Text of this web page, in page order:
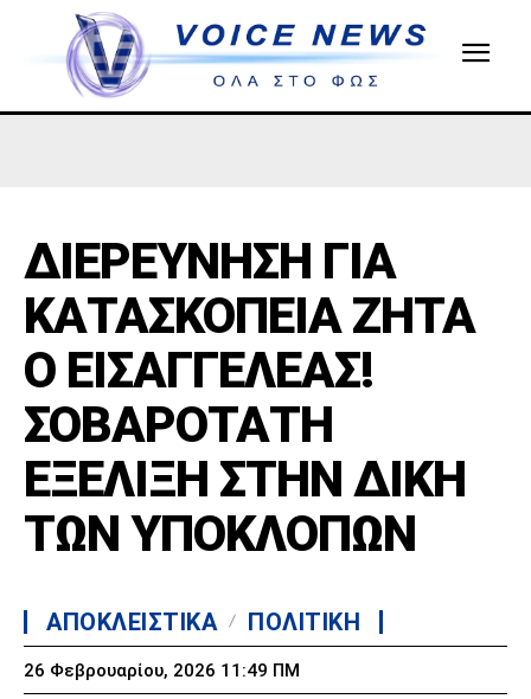
ΔΙΕΡΕΥΝΗΣΗ ΓΙΑ
ΚΑΤΑΣΚΟΠΕΙΑ ΖΗΤΑ
Ο ΕΙΣΑΓΓΕΛΕΑΣ!
ΣΟΒΑΡΟΤΑΤΗ
ΕΞΕΛΙΞΗ ΣΤΗΝ ΔΙΚΗ
ΤΩΝ ΥΠΟΚΛΟΠΩΝ
ΑΠΟΚΛΕΙΣΤΙΚΑ ΠΟΛΙΤΙΚΗ
26 Φεβρουαρίου, 2026 11:49 ΠΜ